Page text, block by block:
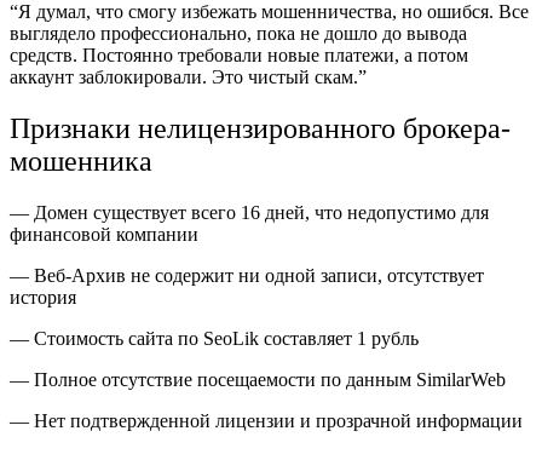
“Я думал, что смогу избежать мошенничества, но ошибся. Все
выглядело профессионально, пока не дошло до вывода
средств. Постоянно требовали новые платежи, а потом
аккаунт заблокировали. Это чистый скам.”
Признаки нелицензированного брокера-
мошенника
— Домен существует всего 16 дней, что недопустимо для
финансовой компании
— Веб-Архив не содержит ни одной записи, отсутствует
история
— Стоимость сайта по SeoLik составляет 1 рубль
— Полное отсутствие посещаемости по данным SimilarWeb
— Нет подтвержденной лицензии и прозрачной информации